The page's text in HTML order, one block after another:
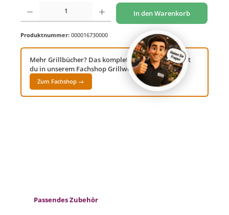
Produkt Anzahl: Gib den gewünschten Wert ein oder benutze die Schaltflächen um
In den Warenkorb
Produktnummer: 000016730000
Mehr Grillbücher? Das komplette Sortiment findest
du in unserem Fachshop Grillwelt24!
Zum Fachshop →
Produktgalerie überspringen
Passendes Zubehör